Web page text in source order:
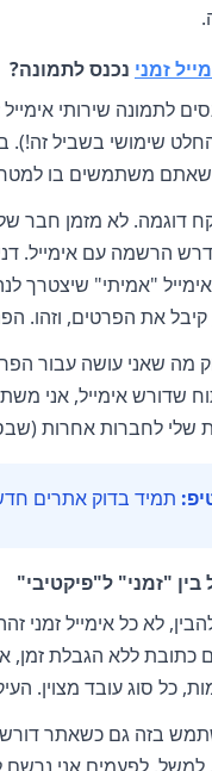
זמני נכנס לתמונה?
לתמונה שירותי
שימושי בשביל זה!).
משתמשים בו
דוגמה. לא מזמן חבר
הרשמה עם אימייל.
"אמיתי" שיצטרך
את הפרטים, וזהו.
שדורש אימייל, אני
שלי לחברות אחרות
תמיד בדוק אתרים
"זמני" ל"פיקטיבי"
לא כל אימייל זמני
כתובת ללא הגבלת
כל סוג עובד מצוין.
בזה גם כשאתר דורש